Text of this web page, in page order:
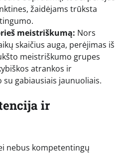
žaidėjams trūksta
meistriškumą: Nors
skaičius auga, perėjimas iš
meistriškumo grupes
atrankos ir
gabiausiais jaunuoliais.
ir
nebus kompetentingų